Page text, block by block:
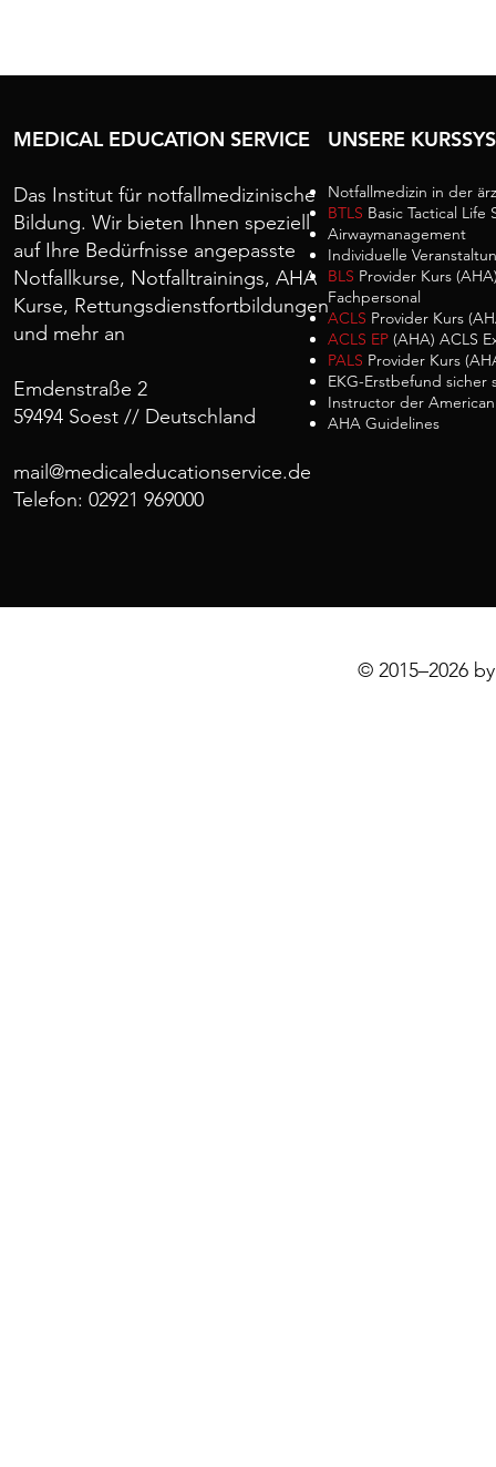
© 2015–2026
MEDICAL EDUCATION SERVICE
Das Institut für notfallmedizinische
Bildung. Wir bieten Ihnen speziell
auf Ihre Bedürfnisse angepasste
Notfallkurse, Notfalltrainings, AHA
Kurse, Rettungsdienstfortbildungen
und mehr an
Emdenstraße 2
59494 Soest // Deutschland
mail@medicaleducationservice.de
Telefon: 02921 969000
UNSERE
Notfallmedizin in der
BTLS Basic Tactical Life
Airwaymanagement
Individuelle
BLS Provider Kurs
Fachpersonal
ACLS Provider Kurs
ACLS EP (AHA) ACLS
PALS Provider Kurs
EKG-Erstbefund sicher
Instructor der
AHA Guidelines